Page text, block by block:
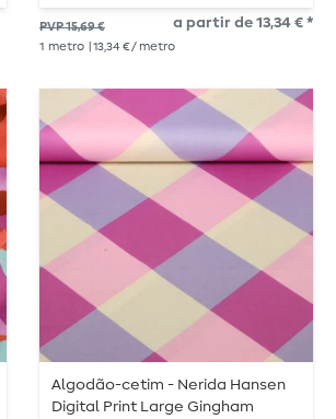
PVP 15,69 € a partir de 13,34 € *
1 metro | 13,34 € / metro
Algodão-cetim - Nerida Hansen
Digital Print Large Gingham